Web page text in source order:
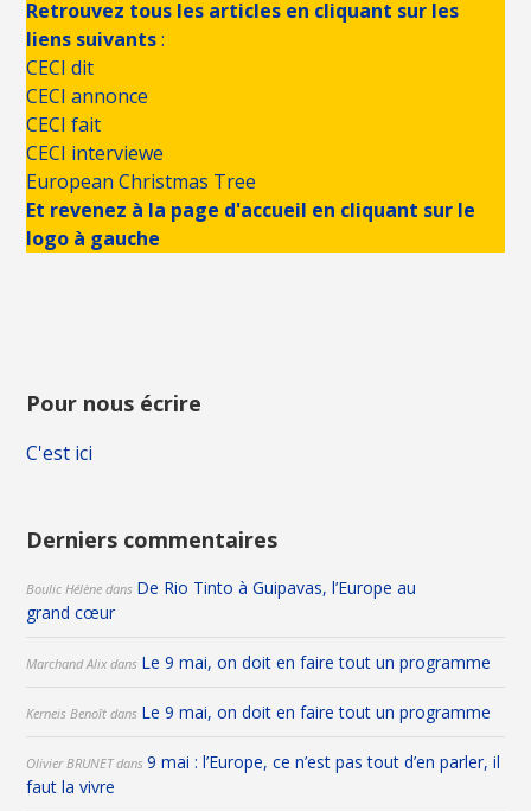
Retrouvez tous les articles en cliquant sur les
liens suivants:
CECI dit
CECI annonce
CECI fait
CECI interviewe
European Christmas Tree
Et revenez à la page d'accueil en cliquant sur le
logo à gauche
Pour nous écrire
C'est ici
Derniers commentaires
Boulic Hélène dans De Rio Tinto à Guipavas, l’Europe au
grand cœur
Marchand Alix dans Le 9 mai, on doit en faire tout un programme
Kerneis Benoît dans Le 9 mai, on doit en faire tout un programme
Olivier BRUNETdans9 mai : l’Europe, ce n’est pas tout d’en parler, il
faut la vivre